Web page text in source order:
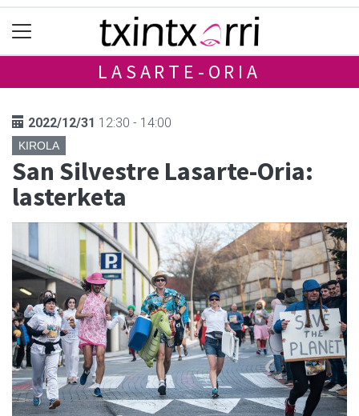
LASARTE-ORIA
2022/12/31 12:30 - 14:00
KIROLA
San Silvestre Lasarte-Oria:
lasterketa